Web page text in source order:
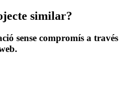
similar?
sense compromís a través